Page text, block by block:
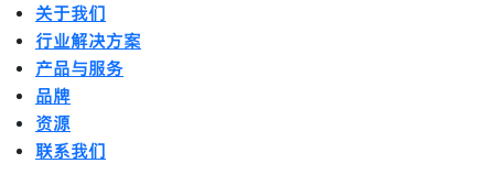
关于我们
行业解决方案
产品与服务
品牌
资源
联系我们